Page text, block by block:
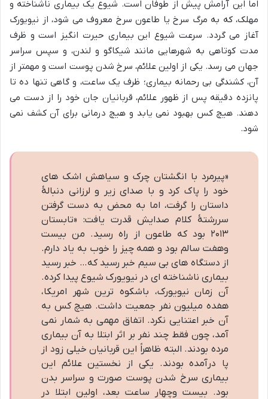
اما این آرامش پیش از طوفان است. شیوع یک بیماری ناشناخته و
مهلک، که به مرگ سرخ یا طاعون سرخ معروف می شود، از نیویورک
آغاز می گردد. سرعت شیوع این بیماری حیرت انگیز است و ظرف
مدت کوتاهی به شهرهایی مانند شیکاگو و لندن، و سپس سراسر
جهان می رسد. یکی از اولین علائم، سرخ شدن پوست است و مهمتر از
آن، کشندگی بی رحمانه بیماری؛ ظرف یک ساعت، و گاهی تنها ده تا
پانزده دقیقه پس از ظهور علائم، قربانیان جان خود را از دست می
دهند. هیچ کس بهبود نمی یابد و هیچ درمانی برای آن کشف نمی
شود.
«پیرمرد با انگشتان چرک و سیاهش اشک های
خود را پاک کرد و با صدای زیر و لرزانی دنبالهٔ
داستان را گرفت، اما به محض به دست گرفتن
سررشتهٔ کلام صدایش قدرت یافت: «تابستان
۲۰۱۳ بود که طاعون از راه رسید. من بیست
وهفت سالم بود و همه چیز را خوب به یاد دارم.
از دستگاه های بی سیم خبر رسید که… خبر رسید
بیماری ناشناخته ای در نیویورک شیوع پیدا کرده.
آن زمان نیویورک، باشکوه ترین شهر امریکا،
هفده میلیون نفر جمعیت داشت. هیچ کس به
آن خبر اعتنایی نکرد. اتفاق مهمی به شمار نمی
آمد، چون فقط چند نفر بر اثر ابتلا به آن بیماری
مرده بودند. البته ظاهراً این قربانیان خیلی زود از
پا درآمده بودند. یکی از نخستین علائم این
بیماری سرخ شدن پوست صورت و سراسر بدن
بود. بیست وچهار ساعت بعد، اولین ابتلا در